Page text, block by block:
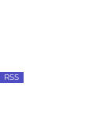
RSS